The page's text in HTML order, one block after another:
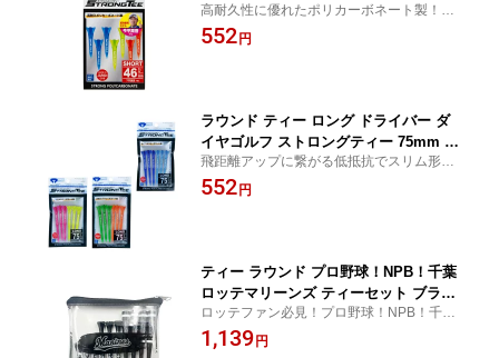
TE-4002 【IR】
高耐久性に優れたポリカーボネート製！ダ
イヤゴルフ ストロングティー ショート 46
mm TE-4002
552 円
ラウンド ティー ロング ドライバー ダ
イヤゴルフ ストロングティー 75mm TE
-4001 【IR】
飛距離アップに繋がる低抵抗でスリム形
状！ダイヤゴルフ ストロングティー 75mm
TE-4001
552 円
ティー ラウンド プロ野球！NPB！千葉
ロッテマリーンズ ティーセット ブラッ
ク LMTE-6151 【IR】
ロッテファン必見！プロ野球！NPB！千葉
ロッテマリーンズ ティーセット ブラック L
MTE-6151
1,139 円